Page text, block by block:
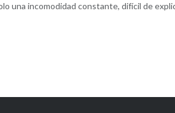
una incomodidad constante, difícil de